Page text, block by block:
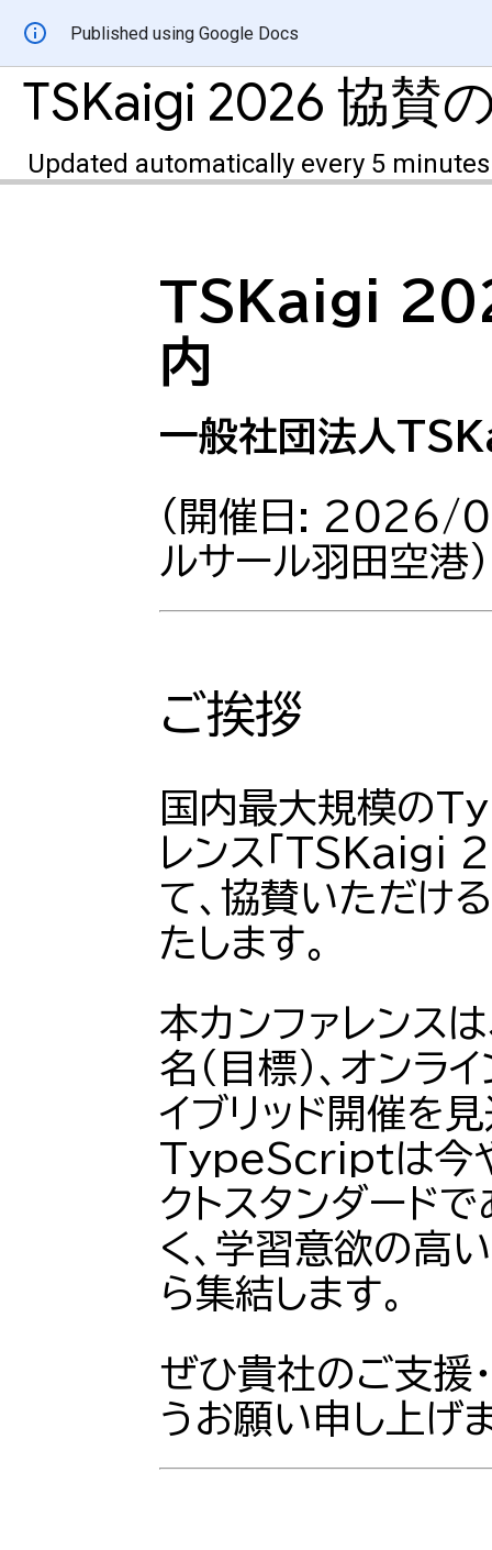
Published using Google Docs
TSKaigi 2026 協賛
Updated automatically every 5 minutes
TSKaigi
内
一般社団法人
（開催日: 2026/
ルサール羽田空港）
ご挨拶
国内最大規模の
レンス「TSKaigi
て、協賛いただけ
たします。
本カンファレンス
名（目標）、オン
イブリッド開催を
TypeScriptは今
クトスタンダード
く、学習意欲の高
ら集結します。
ぜひ貴社のご支援
うお願い申し上げ